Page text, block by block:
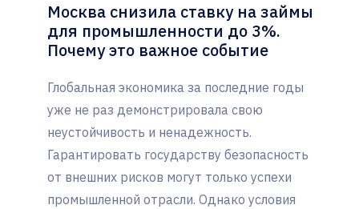
Москва снизила ставку на займы
для промышленности до 3%.
Почему это важное событие
Глобальная экономика за последние годы
уже не раз демонстрировала свою
неустойчивость и ненадежность.
Гарантировать государству безопасность
от внешних рисков могут только успехи
промышленной отрасли. Однако условия